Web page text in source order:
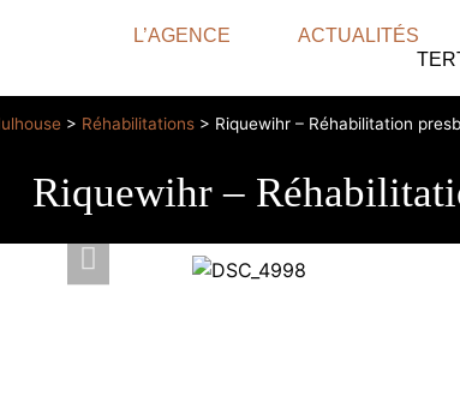
L’AGENCE ACTUALITÉS
> Réhabilitations > Riquewihr – Réhabilitation
Riquewihr –